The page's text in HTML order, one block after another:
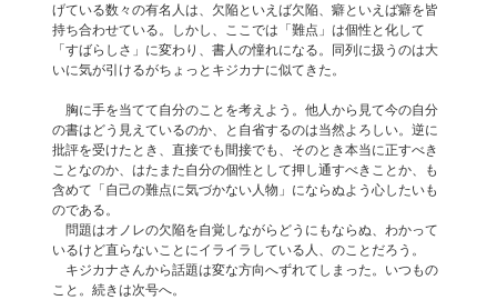
げている数々の有名人は、欠陥といえば欠陥、癖といえば癖を皆
持ち合わせている。しかし、ここでは「難点」は個性と化して
「すばらしさ」に変わり、書人の憧れになる。同列に扱うのは大
いに気が引けるがちょっとキジカナに似てきた。
胸に手を当てて自分のことを考えよう。他人から見て今の自分
の書はどう見えているのか、と自省するのは当然よろしい。逆に
批評を受けたとき、直接でも間接でも、そのとき本当に正すべき
ことなのか、はたまた自分の個性として押し通すべきことか、も
含めて「自己の難点に気づかない人物」にならぬよう心したいも
のである。
問題はオノレの欠陥を自覚しながらどうにもならぬ、わかって
いるけど直らないことにイライラしている人、のことだろう。
キジカナさんから話題は変な方向へずれてしまった。いつもの
こと。続きは次号へ。